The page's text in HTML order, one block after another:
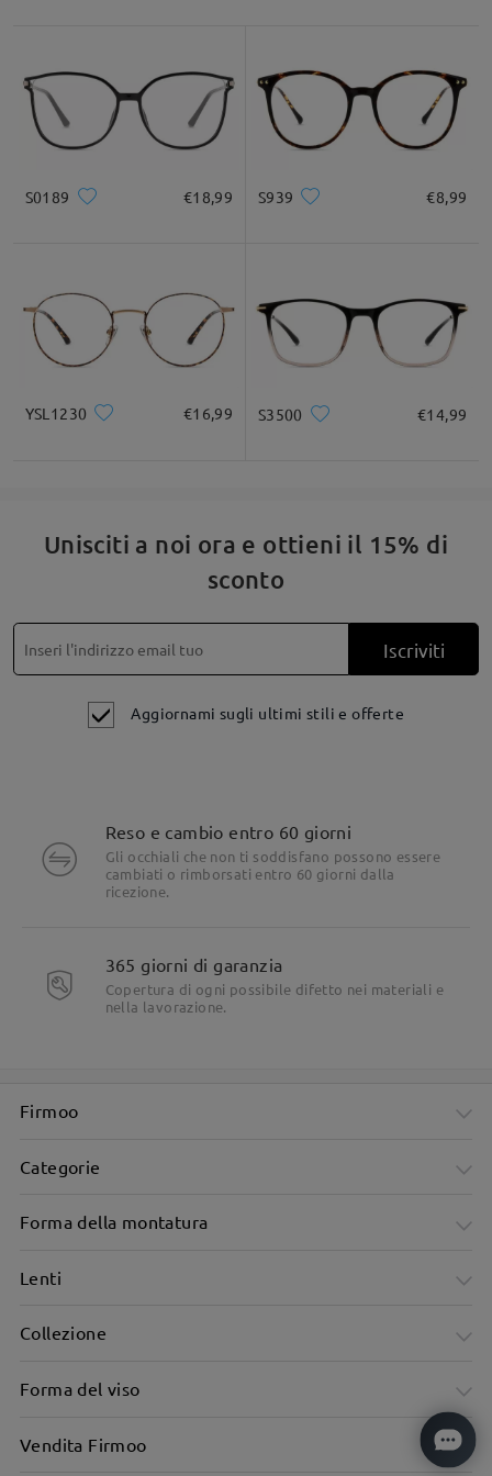
Grazie!
su Sep 19 , 2024
S0189 €18,99 S939 €8,99
YSL1230 €16,99 S3500 €14,99
Unisciti a noi ora e ottieni il 15% di
sconto
Iscriviti
Aggiornami sugli ultimi stili e offerte
Reso e cambio entro 60 giorni
Gli occhiali che non ti soddisfano possono essere
cambiati o rimborsati entro 60 giorni dalla
ricezione.
365 giorni di garanzia
Copertura di ogni possibile difetto nei materiali e
nella lavorazione.
Firmoo
Categorie
Forma della montatura
Lenti
Collezione
Forma del viso
Vendita Firmoo